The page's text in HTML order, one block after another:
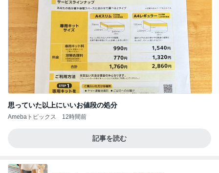
思っていた以上にいいお値段の処分
Amebaトピックス 12時間前
記事を読む